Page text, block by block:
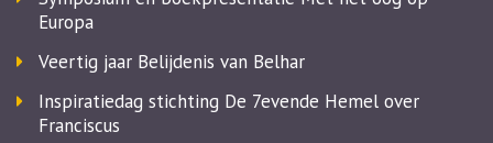
Europa
Veertig jaar Belijdenis van Belhar
Inspiratiedag stichting De 7evende Hemel over
Franciscus